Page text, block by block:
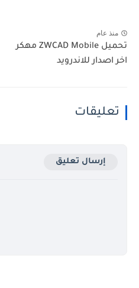
منذ عام
تحميل ZWCAD Mobile مهكر
اخر اصدار للاندرويد
تعليقات
إرسال تعليق